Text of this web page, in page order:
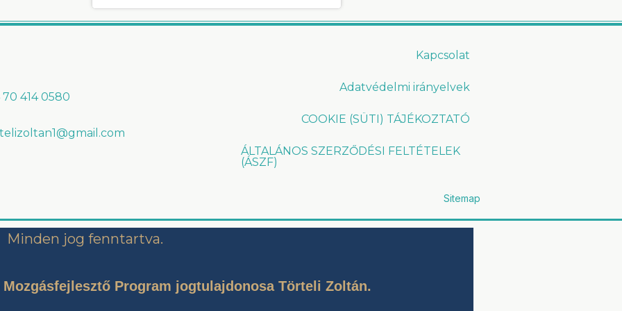
70 414 0580
Kapcsolat
Adatvédelmi irányelvek
COOKIE (SÜTI) TÁJÉKOZTATÓ
ÁLTALÁNOS SZERZŐDÉSI FELTÉTELEK
(ÁSZF)
Sitemap
Minden jog fenntartva.
Program jogtulajdonosa Törteli Zoltán.